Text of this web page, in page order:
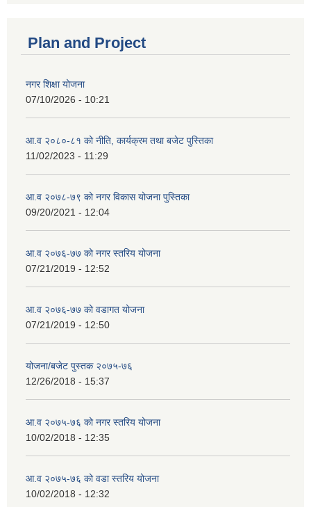
Plan and Project
नगर शिक्षा योजना
07/10/2026 - 10:21
आ.व २०८०-८१ को नीति, कार्यक्रम तथा बजेट पुस्तिका
11/02/2023 - 11:29
आ.व २०७८-७९ को नगर विकास योजना पुस्तिका
09/20/2021 - 12:04
आ.व २०७६-७७ को नगर स्तरिय योजना
07/21/2019 - 12:52
आ.व २०७६-७७ को वडागत योजना
07/21/2019 - 12:50
योजना/बजेट पुस्तक २०७५-७६
12/26/2018 - 15:37
आ.व २०७५-७६ को नगर स्तरिय योजना
10/02/2018 - 12:35
आ.व २०७५-७६ को वडा स्तरिय योजना
10/02/2018 - 12:32